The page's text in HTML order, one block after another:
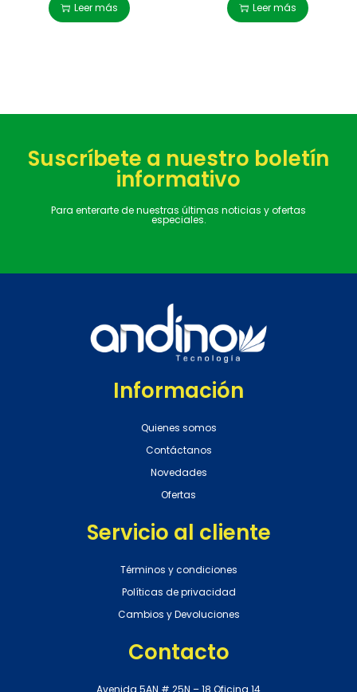
Leer más Leer más
Suscríbete a nuestro boletín
informativo
Para enterarte de nuestras últimas noticias y ofertas
especiales.
Información
Quienes somos
Contáctanos
Novedades
Ofertas
Servicio al cliente
Términos y condiciones
Políticas de privacidad
Cambios y Devoluciones
Contacto